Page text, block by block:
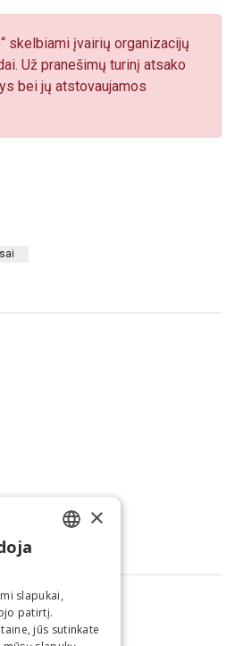
skelbiami įvairių organizacijų
Už pranešimų turinį atsako
bei jų atstovaujamos
×
slapukai,
patirtį.
jūs sutinkate